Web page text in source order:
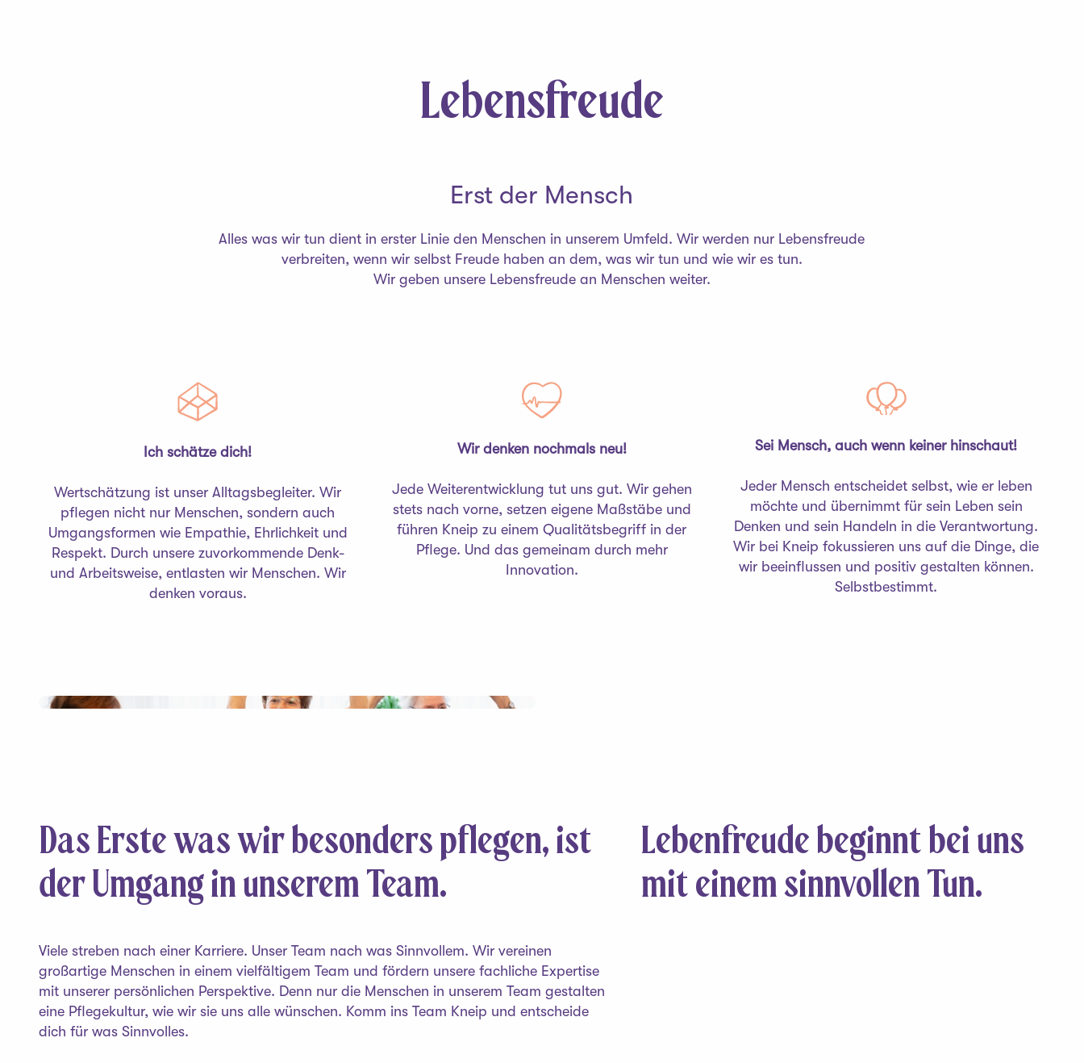
Lebensfreude
Erst der Mensch
Alles was wir tun dient in erster Linie den Menschen in unserem Umfeld. Wir werden nur Lebensfreude
verbreiten, wenn wir selbst Freude haben an dem, was wir tun und wie wir es tun.
Wir geben unsere Lebensfreude an Menschen weiter.
Ich schätze dich!
Wertschätzung ist unser Alltagsbegleiter. Wir
pflegen nicht nur Menschen, sondern auch
Umgangsformen wie Empathie, Ehrlichkeit und
Respekt. Durch unsere zuvorkommende Denk-
und Arbeitsweise, entlasten wir Menschen. Wir
denken voraus.
Wir denken nochmals neu!
Jede Weiterentwicklung tut uns gut. Wir gehen
stets nach vorne, setzen eigene Maßstäbe und
führen Kneip zu einem Qualitätsbegriff in der
Pflege. Und das gemeinam durch mehr
Innovation.
Sei Mensch, auch wenn keiner hinschaut!
Jeder Mensch entscheidet selbst, wie er leben
möchte und übernimmt für sein Leben sein
Denken und sein Handeln in die Verantwortung.
Wir bei Kneip fokussieren uns auf die Dinge, die
wir beeinflussen und positiv gestalten können.
Selbstbestimmt.
Das Erste was wir besonders pflegen, ist
der Umgang in unserem Team.
Viele streben nach einer Karriere. Unser Team nach was Sinnvollem. Wir vereinen
großartige Menschen in einem vielfältigem Team und fördern unsere fachliche Expertise
mit unserer persönlichen Perspektive. Denn nur die Menschen in unserem Team gestalten
eine Pflegekultur, wie wir sie uns alle wünschen. Komm ins Team Kneip und entscheide
dich für was Sinnvolles.
Lebenfreude beginnt bei uns
mit einem sinnvollen Tun.